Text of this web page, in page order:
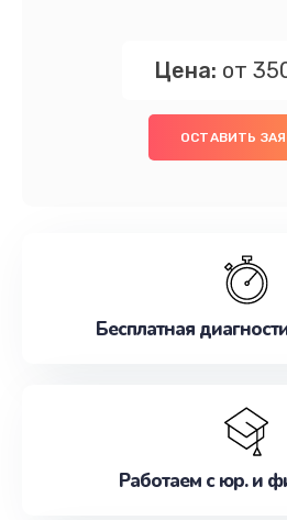
Цена: от
ОСТАВИТЬ
Бесплатная
Работаем с юр. и